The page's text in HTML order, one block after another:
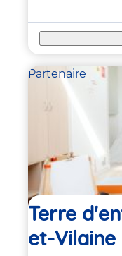
Partenaire
Terre
et-Vilaine